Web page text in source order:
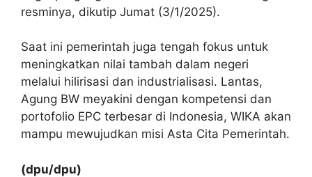
resminya, dikutip Jumat (3/1/2025).
Saat ini pemerintah juga tengah fokus untuk
meningkatkan nilai tambah dalam negeri
melalui hilirisasi dan industrialisasi. Lantas,
Agung BW meyakini dengan kompetensi dan
portofolio EPC terbesar di Indonesia, WIKA akan
mampu mewujudkan misi Asta Cita Pemerintah.
(dpu/dpu)